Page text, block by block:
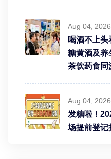
Aug 04, 2026
喝酒不上
糖黄酒及养
茶饮药食同
Aug 04, 2026
发糖啦！
场提前登记